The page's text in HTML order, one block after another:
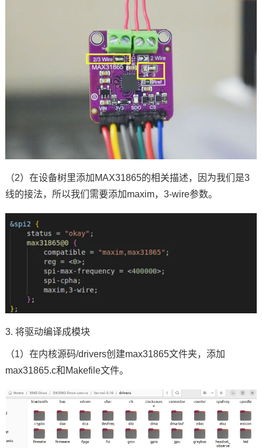
（2）在设备树里添加MAX31865的相关描述，因为我们是3
线的接法，所以我们需要添加maxim，3-wire参数。
3. 将驱动编译成模块
（1）在内核源码/drivers创建max31865文件夹，添加
max31865.c和Makefile文件。